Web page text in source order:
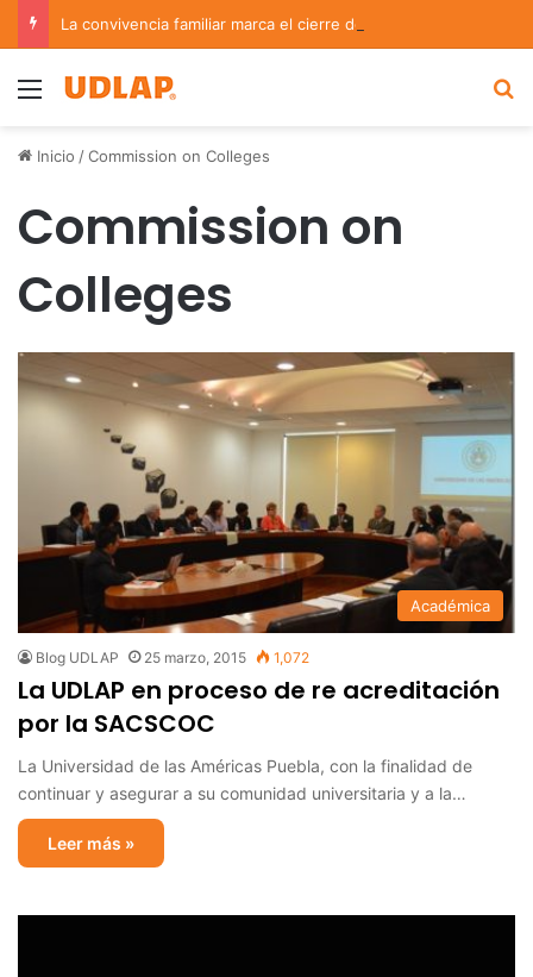
Menu
Inicio /Commission on Colleges
Commission on
Colleges
Académica
Blog UDLAP 25 marzo, 2015 1,072
La UDLAP en proceso de re acreditación
por la SACSCOC
La Universidad de las Américas Puebla, con la finalidad de
continuar y asegurar a su comunidad universitaria y a la…
Leer más »